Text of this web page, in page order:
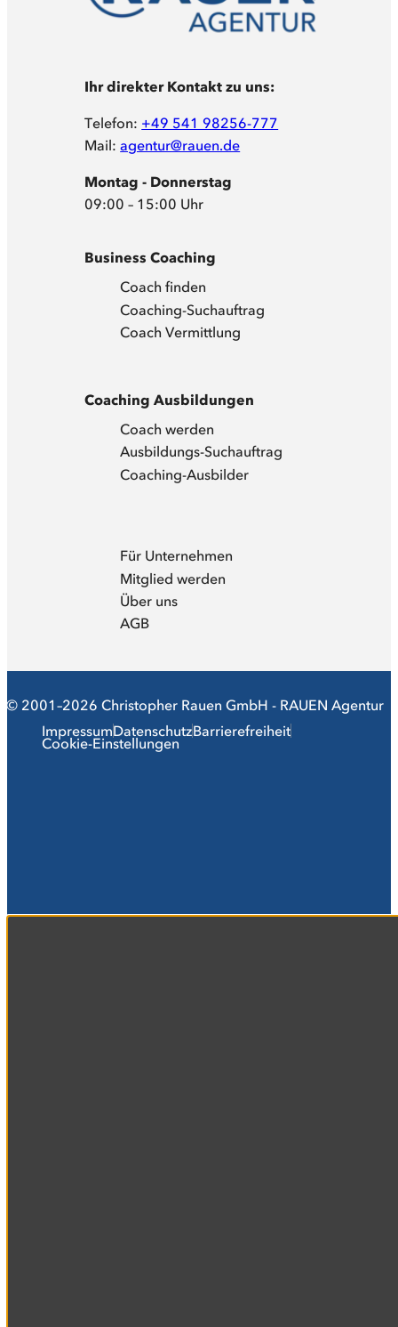
Ihr direkter Kontakt zu uns:
Telefon: +49 541 98256-777
Mail:agentur@rauen.de
Montag - Donnerstag
09:00 – 15:00 Uhr
Business Coaching
Coach finden
Coaching-Suchauftrag
Coach Vermittlung
Coaching Ausbildungen
Coach werden
Ausbildungs-Suchauftrag
Coaching-Ausbilder
Für Unternehmen
Mitglied werden
Über uns
AGB
© 2001–2026 Christopher Rauen GmbH - RAUEN Agentur
ImpressumDatenschutzBarrierefreiheit
Cookie-Einstellungen